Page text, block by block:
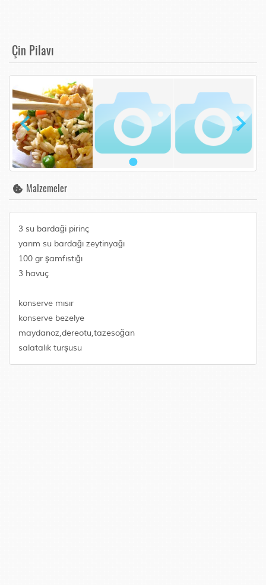
Çin Pilavı
Malzemeler
3 su bardaği pirinç
yarım su bardağı zeytinyağı
100 gr şamfıstığı
3 havuç
konserve mısır
konserve bezelye
maydanoz,dereotu,tazesoğan
salatalık turşusu